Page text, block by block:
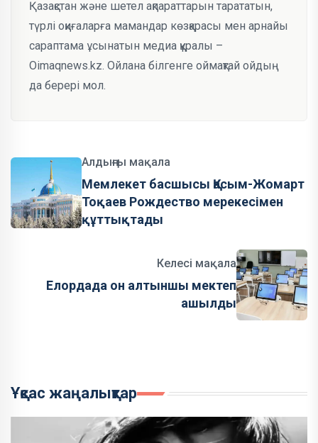
Қазақстан және шетел ақпараттарын тарататын,
түрлі оқиғаларға мамандар көзқарасы мен арнайы
сараптама ұсынатын медиа құралы –
Oimaqnews.kz. Ойлана білгенге оймақтай ойдың
да берері мол.
Алдыңғы мақала
Мемлекет басшысы Қасым-Жомарт
Тоқаев Рождество мерекесімен
құттықтады
Келесі мақала
Елордада он алтыншы мектеп
ашылды
Ұқсас жаңалықтар